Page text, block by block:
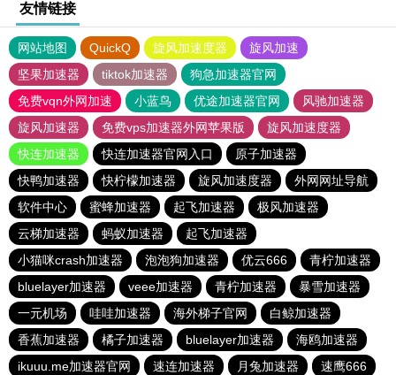
友情链接
网站地图 QuickQ 旋风加速度器
旋风加速
坚果加速器
tiktok加速器
狗急加速器官网
免费vqn外网加速
小蓝鸟 优途加速器官网
风驰加速器
旋风加速器
免费vps加速器外网苹果版
旋风加速度器
快连加速器
快连加速器官网入口
原子加速器
快鸭加速器
快柠檬加速器 旋风加速度器
外网网址导航
软件中心
蜜蜂加速器 起飞加速器
极风加速器
云梯加速器
蚂蚁加速器
起飞加速器
小猫咪crash加速器
泡泡狗加速器 优云666
青柠加速器
bluelayer加速器
veee加速器 青柠加速器
暴雪加速器
一元机场
哇哇加速器 海外梯子官网
白鲸加速器
香蕉加速器
橘子加速器 bluelayer加速器
海鸥加速器
ikuuu.me加速器官网
速连加速器 月兔加速器 速鹰666